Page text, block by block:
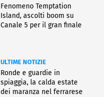
Fenomeno Temptation
Island, ascolti boom su
Canale 5 per il gran finale
ULTIME NOTIZIE
Ronde e guardie in
spiaggia, la calda estate
dei maranza nel ferrarese